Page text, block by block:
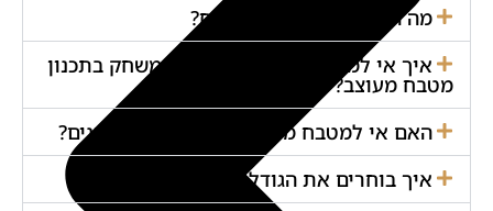
מה היתרונות של אי במטבח?
איך אי למטבח משנה את כללי המשחק בתכנון
מטבח מעוצב?
האם אי למטבח מתאים גם למטבחים קטנים?
איך בוחרים את הגודל הנכון של אי למטבח?